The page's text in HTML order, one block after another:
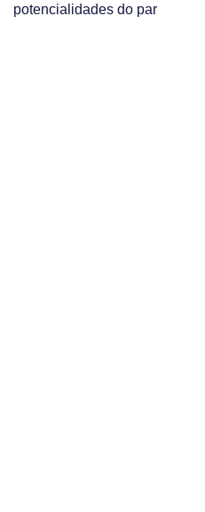
potencialidades do par